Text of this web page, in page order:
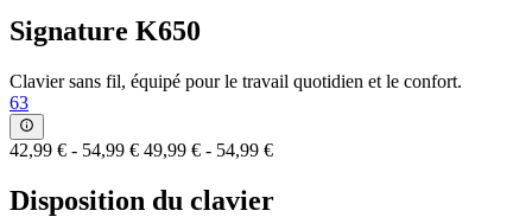
Signature K650
Clavier sans fil, équipé pour le travail quotidien et le confort.
63
42,99 € - 54,99 € 49,99 € - 54,99 €
Disposition du clavier